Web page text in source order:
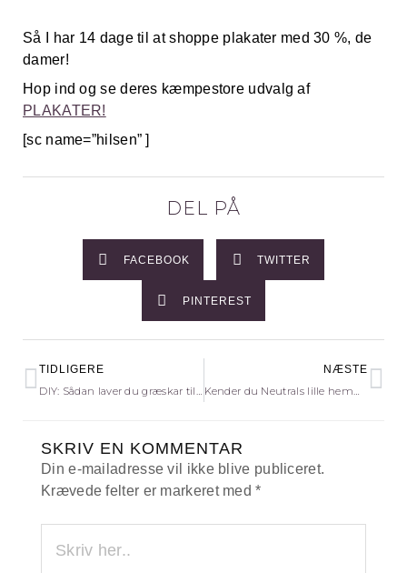
Så I har 14 dage til at shoppe plakater med 30 %, de
damer!
Hop ind og se deres kæmpestore udvalg af
PLAKATER!
[sc name=”hilsen” ]
DEL PÅ
FACEBOOK TWITTER
PINTEREST
Tidligere
TIDLIGERE
DIY: Sådan laver du græskar til halloween
NÆSTE
Kender du Neutrals lille hemmelighed?
SKRIV EN KOMMENTAR
Din e-mailadresse vil ikke blive publiceret.
Krævede felter er markeret med*
HER..